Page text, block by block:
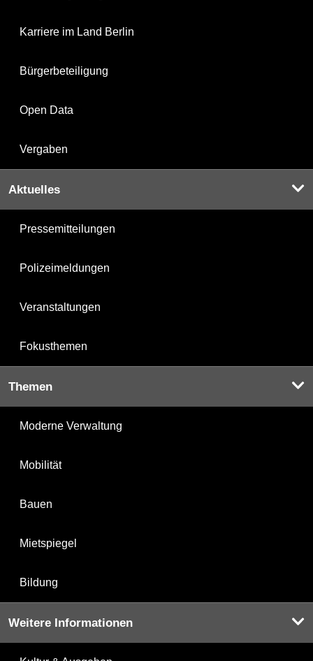
Karriere im Land Berlin
Bürgerbeteiligung
Open Data
Vergaben
Aktuelles
Pressemitteilungen
Polizeimeldungen
Veranstaltungen
Fokusthemen
Themen
Moderne Verwaltung
Mobilität
Bauen
Mietspiegel
Bildung
Weitere Informationen